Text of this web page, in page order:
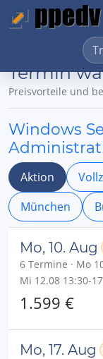
Termin
Preisvorteile und
Windows
Aktion
München
Mo, 10. Aug
6 Termine · Mo
Mi 12.08 13:30-
1.599 €
Mo, 17. Aug